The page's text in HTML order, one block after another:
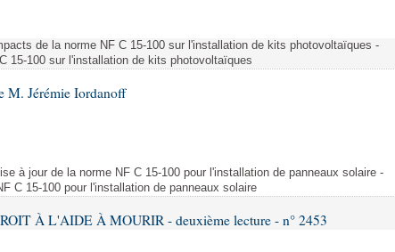
de la norme NF C 15-100 sur l'installation de kits photovoltaïques -
15-100 sur l'installation de kits photovoltaïques
M. Jérémie Iordanoff
à jour de la norme NF C 15-100 pour l'installation de panneaux solaire -
C 15-100 pour l'installation de panneaux solaire
À L'AIDE À MOURIR - deuxième lecture - n° 2453